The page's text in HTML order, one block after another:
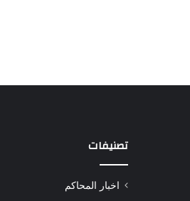
تصنيفات
اخبار المحاكم